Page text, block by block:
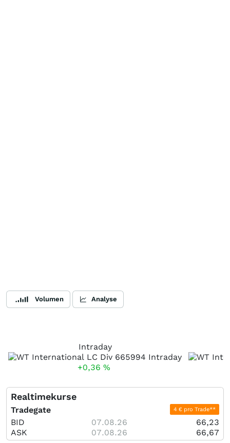
Volumen Analyse
Intraday
+0,36 %
Realtimekurse
Tradegate 4 € pro Trade**
BID 07.08.26
66,23
ASK
07.08.26
66,67